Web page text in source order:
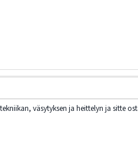
väsytyksen ja heittelyn ja sitte